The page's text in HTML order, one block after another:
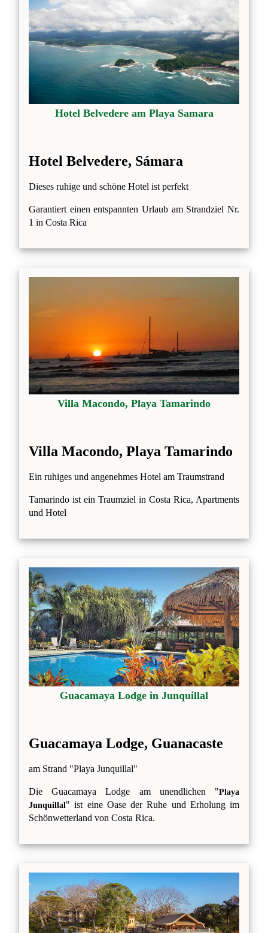
Hotel Belvedere am Playa Samara
Hotel Belvedere, Sámara
Dieses ruhige und schöne Hotel ist perfekt
Garantiert einen entspannten Urlaub am Strandziel Nr.
1 in Costa Rica
Villa Macondo, Playa Tamarindo
Villa Macondo, Playa Tamarindo
Ein ruhiges und angenehmes Hotel am Traumstrand
Tamarindo ist ein Traumziel in Costa Rica, Apartments
und Hotel
Guacamaya Lodge in Junquillal
Guacamaya Lodge, Guanacaste
am Strand "Playa Junquillal"
Die Guacamaya Lodge am unendlichen "Playa
Junquillal" ist eine Oase der Ruhe und Erholung im
Schönwetterland von Costa Rica.